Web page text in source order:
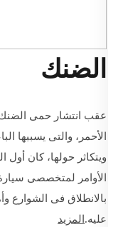
الضنك
عقب انتشار حمى الضنك
الأحمر، والتى يسببها
ويتكاثر حولها، كان
الأوامر لمتخصصى
بالانطلاق فى الشوارع
عليه.المزيد